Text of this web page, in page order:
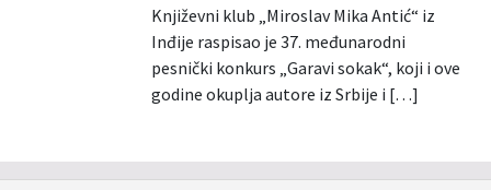
Književni klub „Miroslav Mika Antić“ iz
Inđije raspisao je 37. međunarodni
pesnički konkurs „Garavi sokak“, koji i ove
godine okuplja autore iz Srbije i […]